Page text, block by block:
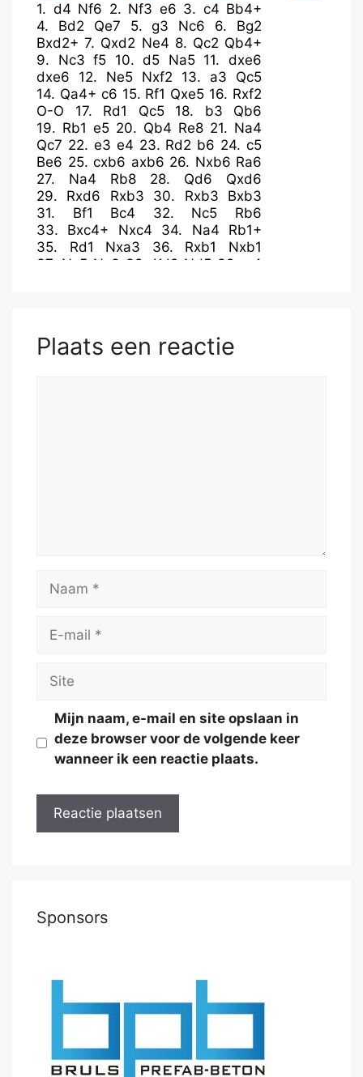
1. d4 Nf6 2. Nf3 e6 3. c4 Bb4+
4. Bd2 Qe7 5.g3 Nc6 6. Bg2
Bxd2+ 7. Qxd2 Ne4 8. Qc2 Qb4+
9. Nc3 f5 10.d5 Na5 11.dxe6
dxe6
12. Ne5 Nxf2 13. a3
Qc5
14. Qa4+ c6 15. Rf1 Qxe5 16. Rxf2
O-O
17. Rd1 Qc5 18. b3
Qb6
19. Rb1 e5 20. Qb4 Re8 21. Na4
Qc7 22. e3 e4 23. Rd2 b6 24. c5
Be6 25. cxb6 axb6 26. Nxb6 Ra6
27. Na4 Rb8 28. Qd6
Qxd6
29. Rxd6 Rxb3 30. Rxb3
Bxb3
31. Bf1 Bc4 32. Nc5
Rb6
33. Bxc4+ Nxc4 34. Na4
Rb1+
35. Rd1 Nxa3 36. Rxb1
Nxb1
37. Nc5 Nc3 38. Kd2 Nd5 39.
g4
Plaats een reactie
Naam
Site
Mijn naam, e-mail en site opslaan in
deze browser voor de volgende keer
wanneer ik een reactie plaats.
Sponsors